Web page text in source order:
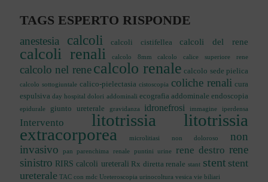
TAGS ESPERTO RISPONDE
anestesia calcoli calcoli cistifellea calcoli del rene
calcoli renali calcolo 8mm calcolo calice superiore rene
calcolo nel rene calcolo renale calcolo sede pielica
calcolo sottogiuntale calico-pielectasia cistoscopia coliche renali cura
espulsiva day hospital dolori addominali ecografia addominale endoscopia
epidurale giunto ureterale gravidanza idronefrosi immagine iperdensa
Intervento litotrissia litotrissia
extracorporea microlitiasi non doloroso
non
invasivo
pan parenchima renale puntini urine rene destro rene
sinistro RIRS calcoli ureterali Rx diretta renale stant stent stent
ureterale TAC con mdc Ureteroscopia urinocoltura vesica vie biliari